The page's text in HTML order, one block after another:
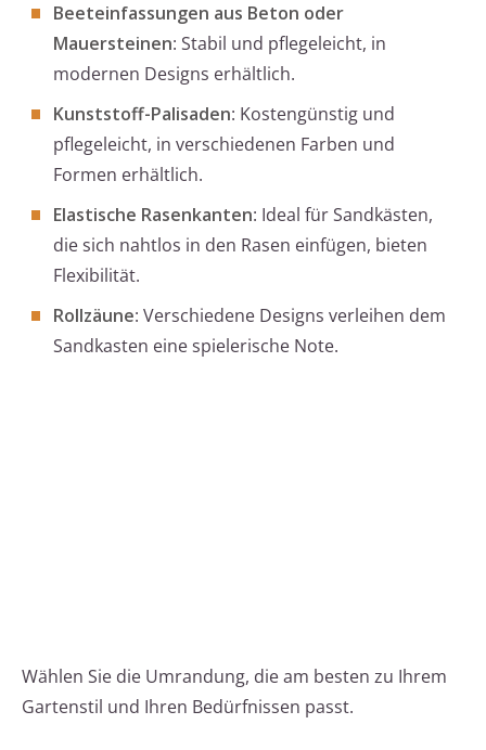
Beeteinfassungen aus Beton oder
Mauersteinen: Stabil und pflegeleicht, in
modernen Designs erhältlich.
Kunststoff-Palisaden: Kostengünstig und
pflegeleicht, in verschiedenen Farben und
Formen erhältlich.
Elastische Rasenkanten: Ideal für Sandkästen,
die sich nahtlos in den Rasen einfügen, bieten
Flexibilität.
Rollzäune: Verschiedene Designs verleihen dem
Sandkasten eine spielerische Note.
Wählen Sie die Umrandung, die am besten zu Ihrem
Gartenstil und Ihren Bedürfnissen passt.